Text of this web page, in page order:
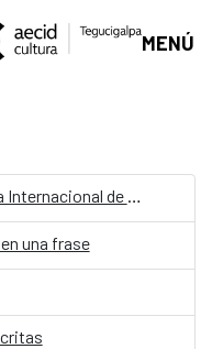
MENÚ
Convocatoria abierta | 2ª Muestra Internacional de Cine “Canarias Documental”
una frase